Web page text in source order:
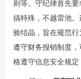
则等。守纪律首先
搞特殊，不越雷池
验结晶，旨在规范
遵守财务报销制度
格遵守信息安全规定